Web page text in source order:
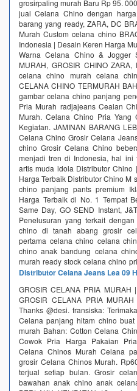
grosirpaling murah Baru Rp 95.
jual Celana Chino dengan
barang yang ready, ZARA, DC
Murah Custom celana chino
Indonesia | Desain Keren Harga
Warna Celana Chino & Jogger
MURAH, GROSIR CHINO
celana chino murah celana
CELANA CHINO TERMURAH
gambar celana chino panjang
Pria Murah radjajeans Cealan
Murah. Celana Chino Pria Yang
Kegiatan. JAMINAN BARANG
Celana Chino Grosir Celana
chino Grosir Celana Chino
menjadi tren di Indonesia, hal ini
artis muda idola Distributor Chino
Harga Terbaik Distributor Chino‎ M
chino panjang pants premium‎
Harga Terbaik di No. 1 Tempat
Same Day, GO SEND Instant,
Penelusuran yang terkait
chino di tanah abang grosir
pertama celana chino celana
chino anak bandung celana
murah ready stock celana chino
Distributor Celana Jeans Lea 09
GROSIR CELANA PRIA
GROSIR CELANA PRIA
Thanks @desi. fransiska:
Celana panjang hitam chino
murah Bahan: Cotton Celana
Cowok Pria Harga Pakaian
Celana Chinos Murah Celana
grosir Celana Chinos Murah.
terjual setiap bulan. Grosir
bawahan anak chino anak